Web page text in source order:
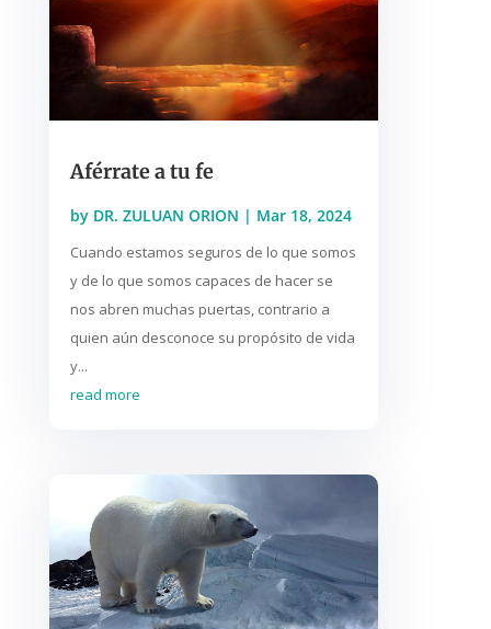
Aférrate a tu fe
by DR. ZULUAN ORION | Mar 18, 2024
Cuando estamos seguros de lo que somos
y de lo que somos capaces de hacer se
nos abren muchas puertas, contrario a
quien aún desconoce su propósito de vida
y...
read more